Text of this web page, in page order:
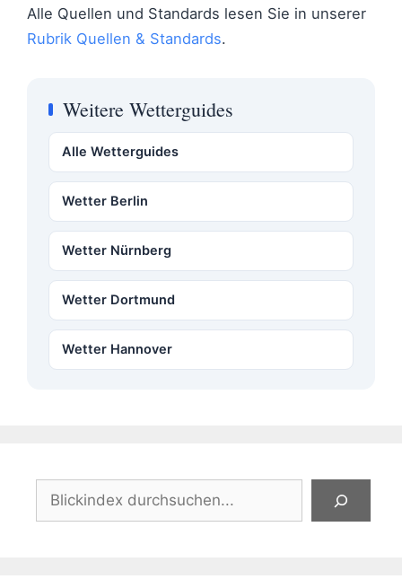
Alle Quellen und Standards lesen Sie in unserer
Rubrik Quellen & Standards.
Weitere Wetterguides
Alle Wetterguides
Wetter Berlin
Wetter Nürnberg
Wetter Dortmund
Wetter Hannover
Suchen